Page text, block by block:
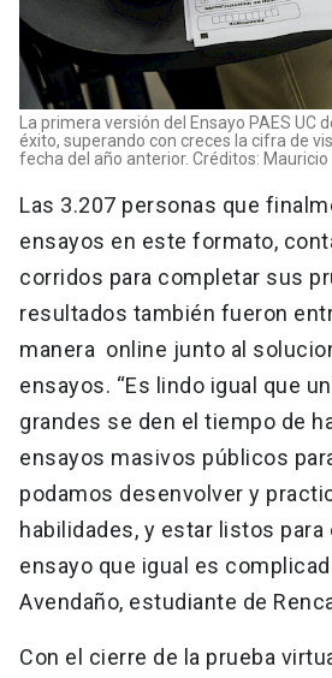
La primera versión del Ensayo PAES UC
éxito, superando con creces la cifra de
fecha del año anterior. Créditos: Mauricio
Las 3.207 personas que
ensayos en este formato,
corridos para completar sus
resultados también fueron
manera online junto al
ensayos. “Es lindo igual que
grandes se den el tiempo de
ensayos masivos públicos
podamos desenvolver y
habilidades, y estar listos para
ensayo que igual es
Avendaño, estudiante de
Con el cierre de la prueba